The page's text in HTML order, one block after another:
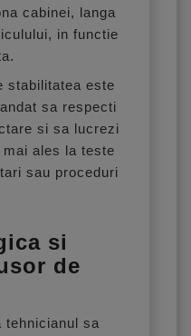
cabinei, langa
in functie
stabilitatea este
sa respecti
si sa lucrezi
ales la teste
sau proceduri
si
de
tehnicianul sa